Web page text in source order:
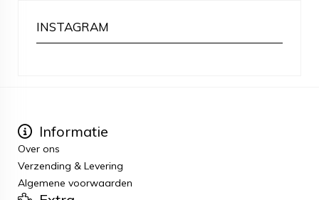
INSTAGRAM
Informatie
Over ons
Verzending & Levering
Algemene voorwaarden